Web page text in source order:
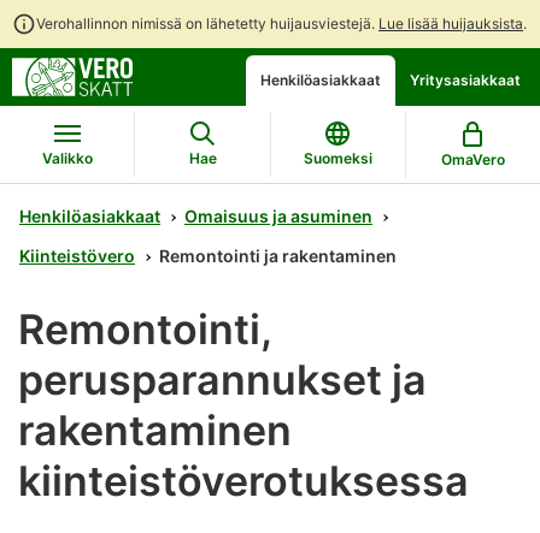
Verohallinnon nimissä on lähetetty huijausviestejä. Lue lisää huijauksista.
Siirry
suoraan
sisältöön
Siirry
koko
sivuston
hakuun
Avaa
chattibotin
keskustelu
Henkilöasiakkaat Yritysasiakkaat
Valikko Hae Suomeksi OmaVero
Henkilöasiakkaat
Omaisuus ja asuminen
Kiinteistövero
Remontointi ja rakentaminen
Remontointi,
perusparannukset ja
rakentaminen
kiinteistöverotuksessa